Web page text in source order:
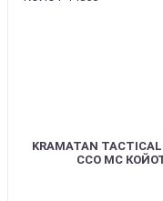
KRAMATAN
ССО МС КОЙОТ